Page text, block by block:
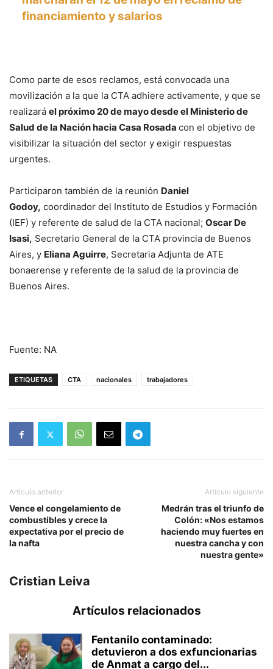
financiamiento y salarios
Como parte de esos reclamos, está convocada una
movilización a la que la CTA adhiere activamente, y que se
realizará el próximo 20 de mayo desde el Ministerio de
Salud de la Nación hacia Casa Rosada con el objetivo de
visibilizar la situación del sector y exigir respuestas
urgentes.
Participaron también de la reunión Daniel
Godoy, coordinador del Instituto de Estudios y Formación
(IEF) y referente de salud de la CTA nacional; Oscar De
Isasi, Secretario General de la CTA provincia de Buenos
Aires, y Eliana Aguirre, Secretaria Adjunta de ATE
bonaerense y referente de la salud de la provincia de
Buenos Aires.
Fuente: NA
ETIQUETAS CTA nacionales trabajadores
Artículo anterior
Vence el congelamiento de
combustibles y crece la
expectativa por el precio de
la nafta
Artículo siguiente
Medrán tras el triunfo de
Colón: «Nos estamos
haciendo muy fuertes en
nuestra cancha y con
nuestra gente»
Cristian Leiva
Artículos relacionados
Fentanilo contaminado:
detuvieron a dos exfuncionarias
de Anmat a cargo del...